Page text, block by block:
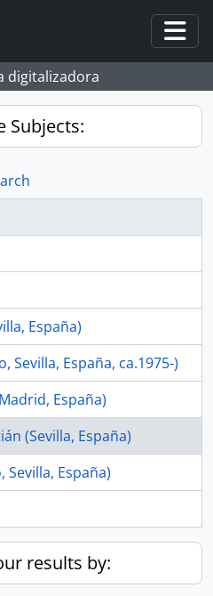
digitalizadora
Subjects:
España)
Sevilla, España, ca.1975-)
España)
(Sevilla, España)
España)
results by: